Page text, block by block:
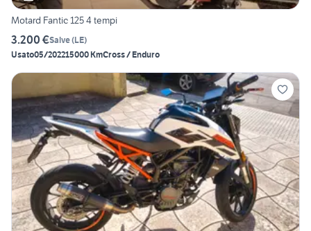
Motard Fantic 125 4 tempi
3.200 €Salve(LE)
Usato05/202215000 KmCross / Enduro